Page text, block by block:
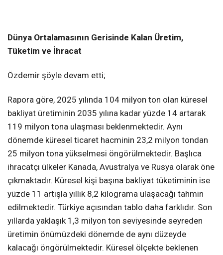
Dünya Ortalamasının Gerisinde Kalan Üretim,
Tüketim ve İhracat
Özdemir şöyle devam etti;
Rapora göre, 2025 yılında 104 milyon ton olan küresel
bakliyat üretiminin 2035 yılına kadar yüzde 14 artarak
119 milyon tona ulaşması beklenmektedir. Aynı
dönemde küresel ticaret hacminin 23,2 milyon tondan
25 milyon tona yükselmesi öngörülmektedir. Başlıca
ihracatçı ülkeler Kanada, Avustralya ve Rusya olarak öne
çıkmaktadır. Küresel kişi başına bakliyat tüketiminin ise
yüzde 11 artışla yıllık 8,2 kilograma ulaşacağı tahmin
edilmektedir. Türkiye açısından tablo daha farklıdır. Son
yıllarda yaklaşık 1,3 milyon ton seviyesinde seyreden
üretimin önümüzdeki dönemde de aynı düzeyde
kalacağı öngörülmektedir. Küresel ölçekte beklenen